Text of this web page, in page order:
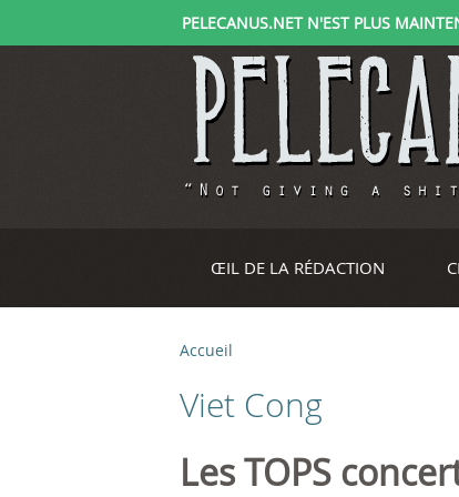
PELECANUS.NET N'EST PLUS
ŒIL DE LA RÉDACTION
V
o
u
Accueil
Viet Cong
Les TOPS